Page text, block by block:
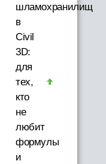
шламохранилищ
в
Civil
3D:
для
тех,
кто
не
любит
формулы
и